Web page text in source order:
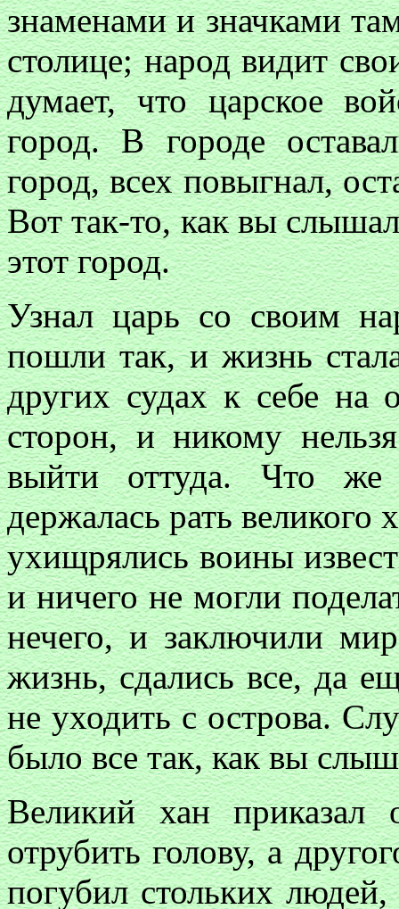
знаменами и значками
столице; народ видит
думает, что царское
город. В городе
город, всех повыгнал,
Вот так-то, как вы
этот город.
Узнал царь со своим
пошли так, и жизнь
других судах к себе на
сторон, и никому
выйти оттуда. Что же
держалась рать
ухищрялись воины
и ничего не могли
нечего, и заключили
жизнь, сдались все, да
не уходить с острова.
было все так, как вы
Великий хан
отрубить голову, а
погубил стольких